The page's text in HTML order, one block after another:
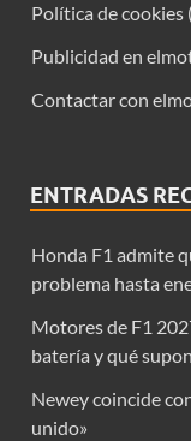
Política de cookies
Publicidad en
Contactar con
ENTRADAS
Honda F1 admite
problema hasta
Motores de F1
batería y qué
Newey coincide
unido»